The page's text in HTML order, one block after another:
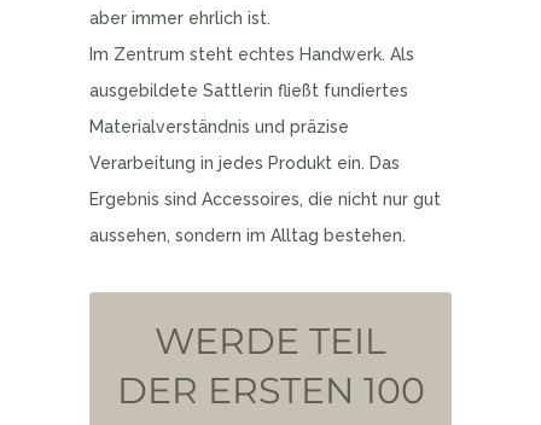
aber immer ehrlich ist.
Im Zentrum steht echtes Handwerk. Als
ausgebildete Sattlerin fließt fundiertes
Materialverständnis und präzise
Verarbeitung in jedes Produkt ein. Das
Ergebnis sind Accessoires, die nicht nur gut
aussehen, sondern im Alltag bestehen.
WERDE TEIL
DER ERSTEN 100